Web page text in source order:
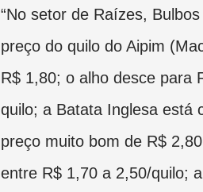
“No setor de Raízes,
preço do quilo do Aipim
R$ 1,80; o alho desce para
quilo; a Batata Inglesa está
preço muito bom de R$
entre R$ 1,70 a 2,50/quilo;